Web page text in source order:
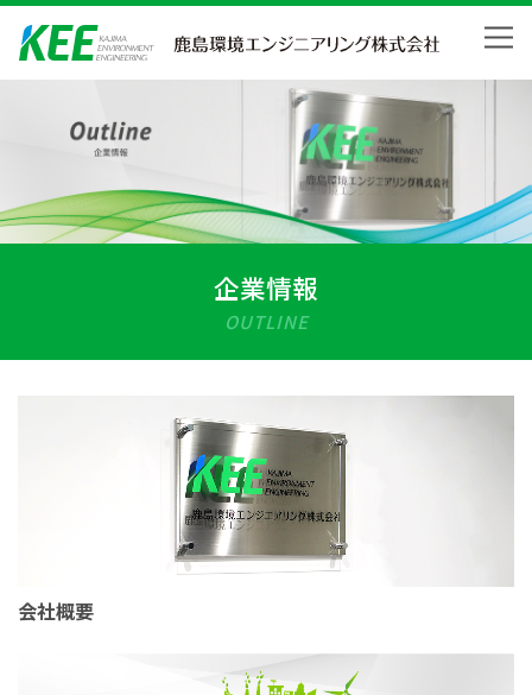
Skip
content
企業情報
OUTLINE
会社概要